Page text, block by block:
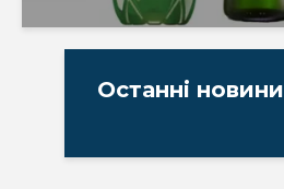
Останні новини